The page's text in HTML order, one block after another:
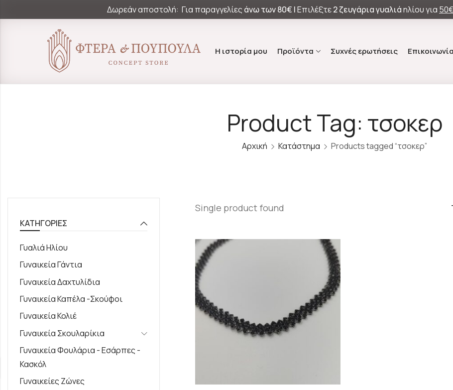
Δωρεάν αποστολή: Για παραγγελίες άνω των80€ |Επιλέξτε2 ζευγάρια γυαλιάηλίου για 50€
Η ιστορία μου Προϊόντα Συχνές ερωτήσεις Επικοινωνία
Product Tag: τσοκερ
Αρχική Κατάστημα Products tagged “τσοκερ”
Single product found
ΚΑΤΗΓΟΡΊΕΣ
Γυαλιά Ηλίου
Γυναικεία Γάντια
Γυναικεία Δαχτυλίδια
Γυναικεία Καπέλα -Σκούφοι
Γυναικεία Κολιέ
Γυναικεία Σκουλαρίκια
Γυναικεία Φουλάρια - Εσάρπες -
Κασκόλ
Γυναικείες Ζώνες